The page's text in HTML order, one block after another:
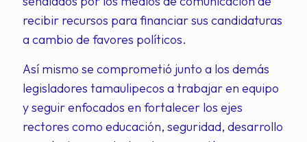
recibir recursos para financiar sus candidaturas
a cambio de favores políticos.
Así mismo se comprometió junto a los demás
legisladores tamaulipecos a trabajar en equipo
y seguir enfocados en fortalecer los ejes
rectores como educación, seguridad, desarrollo